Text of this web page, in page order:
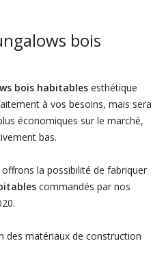
bois
bois habitablesesthétique
à vos besoins, mais sera
économiques sur le marché,
bas.
la possibilité de fabriquer
commandés par nos
des matériaux de construction